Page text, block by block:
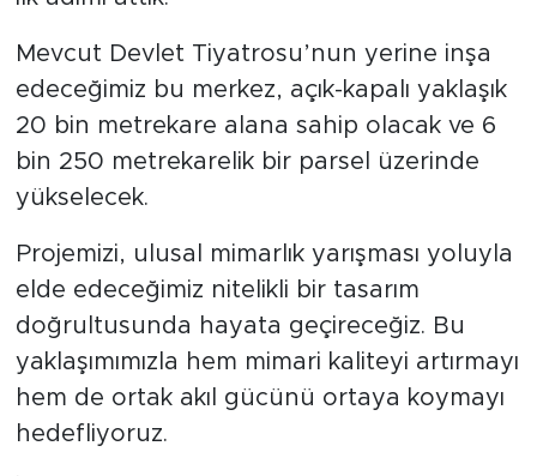
Mevcut Devlet Tiyatrosu’nun yerine inşa
edeceğimiz bu merkez, açık-kapalı yaklaşık
20 bin metrekare alana sahip olacak ve 6
bin 250 metrekarelik bir parsel üzerinde
yükselecek.
Projemizi, ulusal mimarlık yarışması yoluyla
elde edeceğimiz nitelikli bir tasarım
doğrultusunda hayata geçireceğiz. Bu
yaklaşımımızla hem mimari kaliteyi artırmayı
hem de ortak akıl gücünü ortaya koymayı
hedefliyoruz.